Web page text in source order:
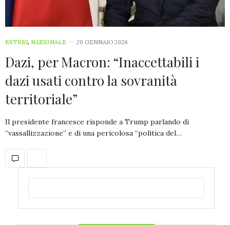
ESTERI, NAZIONALE 20 GENNAIO 2026
Dazi, per Macron: “Inaccettabili i
dazi usati contro la sovranità
territoriale”
Il presidente francesce risponde a Trump parlando di
“vassallizzazione” e di una pericolosa “politica del…